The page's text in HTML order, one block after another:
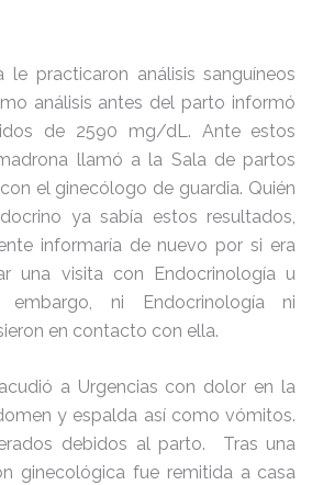
le practicaron análisis sanguíneos
análisis antes del parto informó
de 2590 mg/dL. Ante estos
llamó a la Sala de partos
el ginecólogo de guardia. Quién
ya sabía estos resultados,
informaría de nuevo por si era
una visita con Endocrinología u
embargo, ni Endocrinología ni
en contacto con ella.
a Urgencias con dolor en la
y espalda así como vómitos.
debidos al parto. Tras una
ginecológica fue remitida a casa